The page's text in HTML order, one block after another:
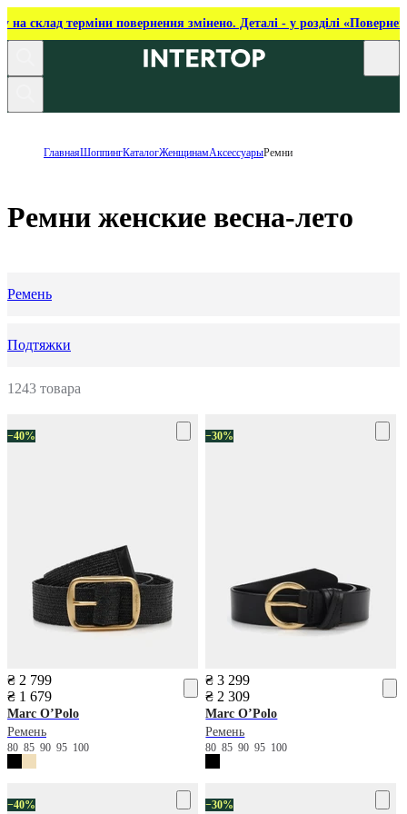
на склад терміни повернення змінено. Деталі - у розділі
ГлавнаяШоппингКаталогЖенщинамАксессуарыРемни
Ремни женские весна-лето
Ремень
Подтяжки
1243 товара
−40%
₴ 2 799
₴ 1 679
Marc O’Polo
Ремень
80 85 90 95 100
−30%
₴ 3 299
₴ 2 309
Marc O’Polo
Ремень
80859095 100
−40% −30%